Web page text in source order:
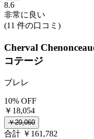
8.6
非常に良い
(11 件の口コミ)
Cherval
コテージ
ブレレ
10% OFF
￥18,054
￥20,060
合計 ￥161,782